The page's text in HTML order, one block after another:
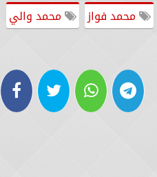
محمد فواز
محمد والي